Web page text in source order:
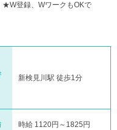
登録、WワークもOKで
新検見川駅 徒歩1分
時給 1120円～1825円